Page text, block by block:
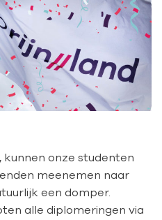
kunnen onze studenten
meenemen naar
een domper.
alle diplomeringen via